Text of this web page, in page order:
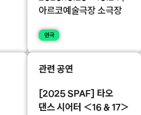
아르코예술극장 소극장
연극
관련 공연
[2025 SPAF] 타오
댄스 시어터 ＜16 & 17＞